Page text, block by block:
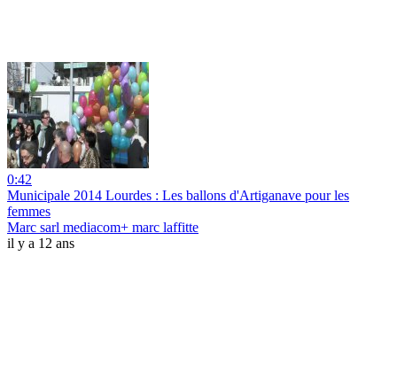
0:42
Municipale 2014 Lourdes : Les ballons d'Artiganave pour les
femmes
Marc sarl mediacom+ marc laffitte
il y a 12 ans